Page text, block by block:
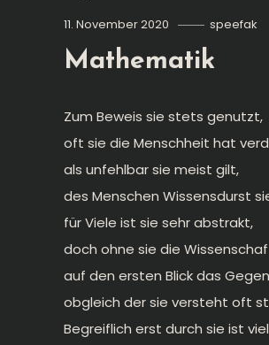
11. November 2020 speefak
Mathematik
Zum Beweis sie stets genutzt,
oft sie die Menschheit hat
als unfehlbar sie meist gilt,
des Menschen Wissensdurst
für Viele ist sie sehr abstrakt,
doch ohne sie die
auf den ersten Blick das
obgleich der sie versteht oft
Begreiflich erst durch sie ist